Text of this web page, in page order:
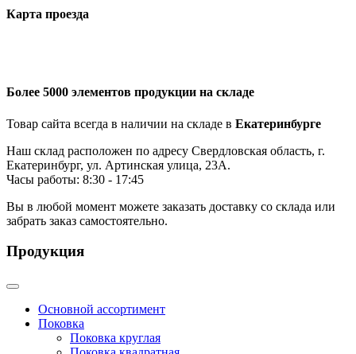
Карта проезда
Более 5000 элементов продукции на складе
Товар сайта всегда в наличии на складе в Екатеринбурге
Наш склад расположен по адресу Свердловская область, г.
Екатеринбург, ул. Артинская улица, 23А.
Часы работы: 8:30 - 17:45
Вы в любой момент можете заказать доставку со склада или
забрать заказ самостоятельно.
Продукция
Основной ассортимент
Поковка
Поковка круглая